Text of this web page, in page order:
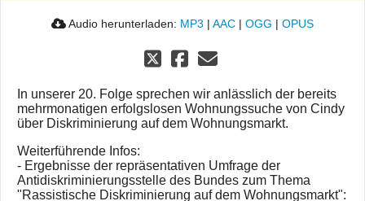
Audio herunterladen: MP3 | AAC | OGG | OPUS
In unserer 20. Folge sprechen wir anlässlich der bereits
mehrmonatigen erfolgslosen Wohnungssuche von Cindy
über Diskriminierung auf dem Wohnungsmarkt.
Weiterführende Infos:
- Ergebnisse der repräsentativen Umfrage der
Antidiskriminierungsstelle des Bundes zum Thema
"Rassistische Diskriminierung auf dem Wohnungsmarkt":